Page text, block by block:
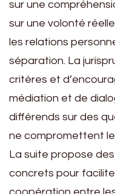
sur une
sur une volonté
les relations
séparation. La
critères et
médiation et de
différends sur des
ne compromettent
La suite propose
concrets pour